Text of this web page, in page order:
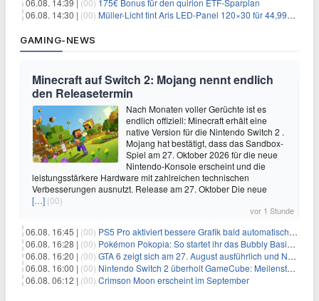
06.08. 14:39 | (00) 175€ Bonus für den quirion ETF-Sparplan
06.08. 14:30 | (00) Müller-Licht tint Aris LED-Panel 120×30 für 44,99€ – Zigbee RGB
GAMING-NEWS
Minecraft auf Switch 2: Mojang nennt endlich
den Releasetermin
Nach Monaten voller Gerüchte ist es
endlich offiziell: Minecraft erhält eine
native Version für die Nintendo Switch 2 .
Mojang hat bestätigt, dass das Sandbox-
Spiel am 27. Oktober 2026 für die neue
Nintendo-Konsole erscheint und die
leistungsstärkere Hardware mit zahlreichen technischen
Verbesserungen ausnutzt. Release am 27. Oktober Die neue
[…] (00)
vor 1 Stunde
06.08. 16:45 | (00) PS5 Pro aktiviert bessere Grafik bald automatisch, aber das Update ist kleiner als gedacht
06.08. 16:28 | (00) Pokémon Pokopia: So startet ihr das Bubbly Basin-DLC
06.08. 16:20 | (00) GTA 6 zeigt sich am 27. August ausführlich und Netflix bekommt sechs Stunden Vorsprung
06.08. 16:00 | (00) Nintendo Switch 2 überholt GameCube: Meilenstein schon nach kurzer Zeit erreicht
06.08. 06:12 | (00) Crimson Moon erscheint im September